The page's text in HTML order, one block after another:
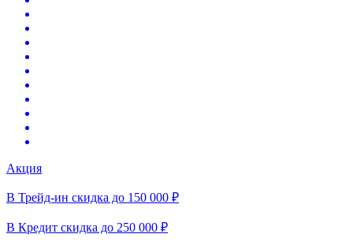
Акция
В Трейд-ин скидка до 150 000 ₽
В Кредит скидка до 250 000 ₽